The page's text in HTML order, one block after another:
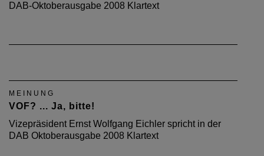
DAB-Oktoberausgabe 2008 Klartext
MEINUNG
VOF? ... Ja, bitte!
Vizepräsident Ernst Wolfgang Eichler spricht in der
DAB Oktoberausgabe 2008 Klartext